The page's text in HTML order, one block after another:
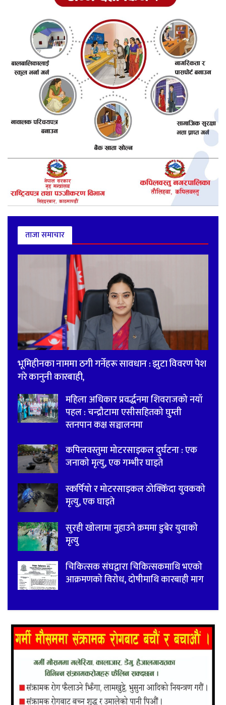
ताजा समाचार
भूमिहीनका नाममा ठगी गर्नेहरू सावधान : झुटा विवरण पेश
गरे कानुनी कारबाही,
महिला अधिकार प्रवर्द्धनमा शिवराजको नयाँ
पहल : चन्द्रौटामा एसीसहितको घुम्ती
स्तनपान कक्ष सञ्चालनमा
कपिलवस्तुमा मोटरसाइकल दुर्घटना : एक
जनाको मृत्यु, एक गम्भीर घाइते
स्कर्पियो र मोटरसाइकल ठोक्किँदा युवकको
मृत्यु, एक घाइते
सुरही खोलामा नुहाउने क्रममा डुबेर युवाको
मृत्यु
चिकित्सक संघद्वारा चिकित्सकमाथि भएको
आक्रमणको विरोध, दोषीमाथि कारबाही माग